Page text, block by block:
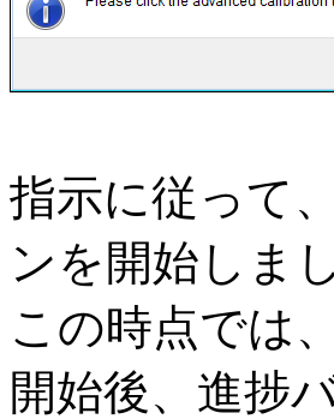
指示に従って
ンを開始しま
この時点では
開始後、進捗